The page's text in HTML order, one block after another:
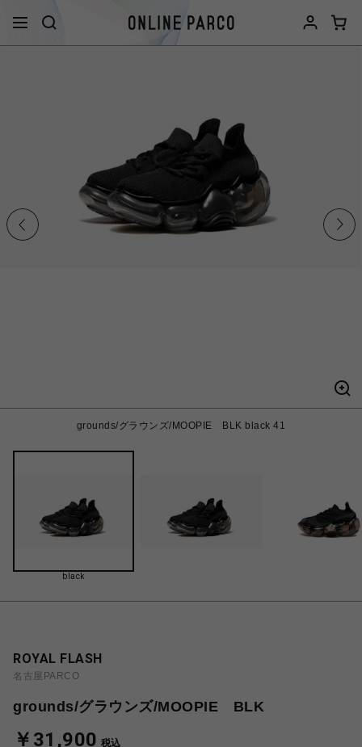
grounds/グラウンズ/MOOPIE BLK black 41
black
ROYAL FLASH
名古屋PARCO
grounds/グラウンズ/MOOPIE BLK
￥31,900 税込